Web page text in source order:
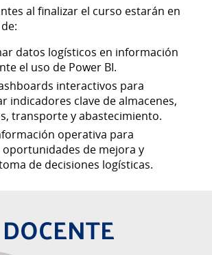
al finalizar el curso estarán en
datos logísticos en información
el uso de Power BI.
interactivos para
indicadores clave de almacenes,
transporte y abastecimiento.
operativa para
de mejora y
de decisiones logísticas.
DOCENTE